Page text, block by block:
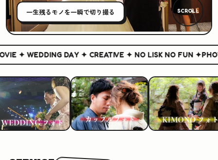
一生残るモノを一瞬で切り撮る SCROLL
✦ WEDDING DAY ✦ CREATIVE ✦ NO LISK NO FUN ✦